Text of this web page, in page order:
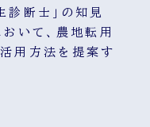
診断士」の知見
いて、農地転用
用方法を提案す